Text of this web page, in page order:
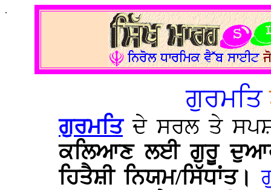
.
ਗੁਰਮਤਿ
ਗੁਰਮਤਿਦੇ ਸਰਲ ਤੇ
ਕਲਿਆਣ ਲਈ ਗੁਰੂ
ਹਿਤੈਸ਼ੀ ਨਿਯਮ/ਸਿੱਧਾਂਤ।